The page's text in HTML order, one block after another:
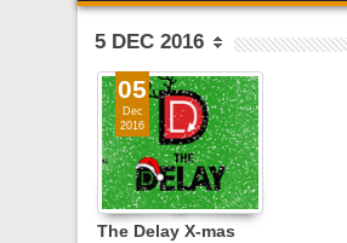
5 DEC 2016
The Delay X-mas
05
Dec
2016